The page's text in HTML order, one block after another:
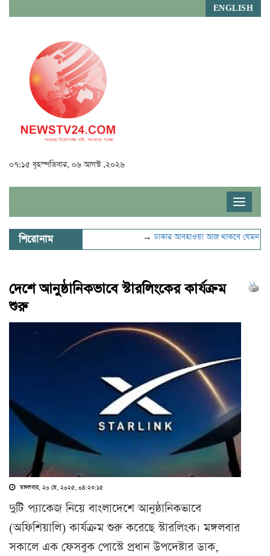
ENGLISH
০৭:১৫ বৃহস্পতিবার, ০৬ আগস্ট ,২০২৬
Toggle
শিরোনাম →ঢাকার আবহাওয়া আজ থাকবে যেমন→
দেশে আনুষ্ঠানিকভাবে স্টারলিংকের কার্যক্রম
শুরু
মঙ্গলবার, ২০ মে, ২০২৫, ০৪:২৩:১৫
দুটি প্যাকেজ নিয়ে বাংলাদেশে আনুষ্ঠানিকভাবে
(অফিশিয়ালি) কার্যক্রম শুরু করেছে স্টারলিংক। মঙ্গলবার
সকালে এক ফেসবুক পোস্টে প্রধান উপদেষ্টার ডাক,